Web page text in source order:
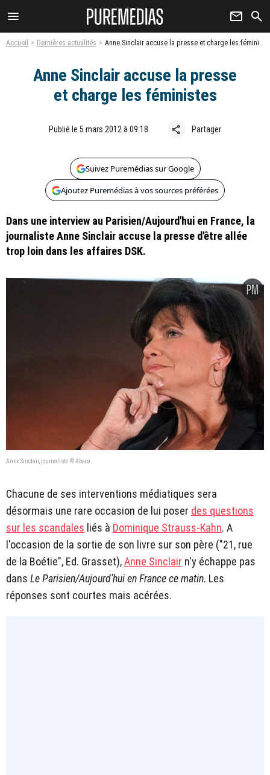
menu newsletter search
Accueil Dernières actualités Anne Sinclair accuse la presse et charge les féministes
Anne Sinclair accuse la presse
et charge les féministes
Publié le 5 mars 2012 à 09:18 share Partager
Suivez Puremédias sur Google
Ajoutez Puremédias à vos sources préférées
Dans une interview au Parisien/Aujourd'hui en France, la
journaliste Anne Sinclair accuse la presse d'être allée
trop loin dans les affaires DSK.
Anne Sinclair, journaliste.© Abaca
Chacune de ses interventions médiatiques sera
désormais une rare occasion de lui poser des questions
sur les scandales liés à Dominique Strauss-Kahn. A
l'occasion de la sortie de son livre sur son père ("21, rue
de la Boétie", Ed. Grasset),Anne Sinclair n'y échappe pas
dans Le Parisien/Aujourd'hui en France ce matin. Les
réponses sont courtes mais acérées.